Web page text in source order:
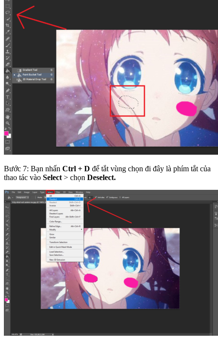
Bước 7: Bạn nhấn Ctrl + D để tắt vùng chọn đi đây là phím tắt của
thao tác vào Select> chọn Deselect.